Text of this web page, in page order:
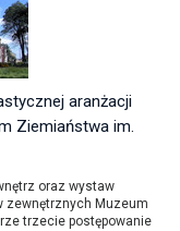
aranżacji
Ziemiaństwa im.
oraz wystaw
zewnętrznych Muzeum
trzecie postępowanie